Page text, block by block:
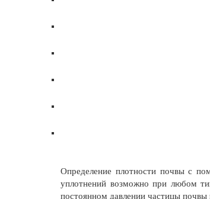
Определение плотности почвы с
уплотнений возможно при любом
постоянном давлении частицы